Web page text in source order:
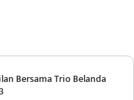
Bersama Trio Belanda